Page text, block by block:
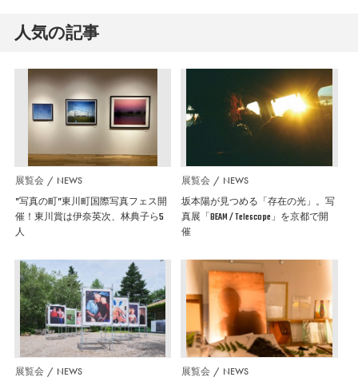
人気の記事
展覧会 NEWS
”写真の町”東川町国際写真フェス開
催！東川賞は伊奈英次、林典子ら5
人
展覧会 NEWS
坂本陽が見つめる「存在の光」。写
真展「BEAM / Telescope」を京都で開
催
展覧会 NEWS 展覧会 NEWS